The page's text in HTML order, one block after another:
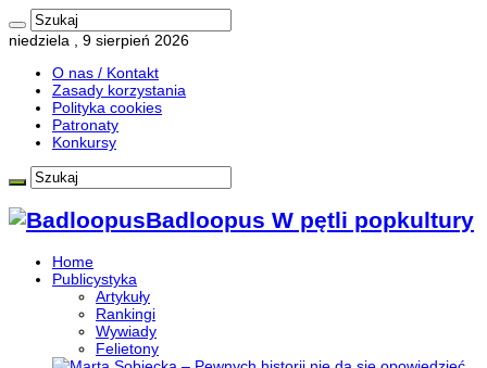
niedziela , 9 sierpień 2026
O nas / Kontakt
Zasady korzystania
Polityka cookies
Patronaty
Konkursy
Badloopus W pętli popkultury
Home
Publicystyka
Artykuły
Rankingi
Wywiady
Felietony